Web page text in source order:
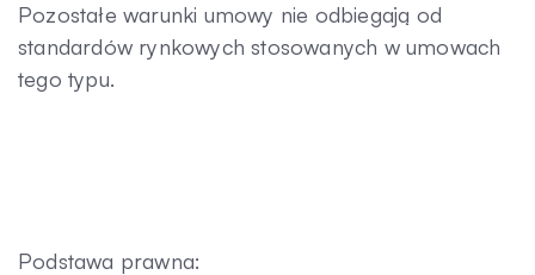
Pozostałe warunki umowy nie odbiegają od
standardów rynkowych stosowanych w umowach
tego typu.
Podstawa prawna: